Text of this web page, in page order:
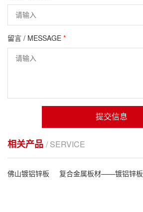
留言 / MESSAGE *
提交信息
相关产品 / SERVICE
佛山镀铝锌板 复合金属板材——镀铝锌板